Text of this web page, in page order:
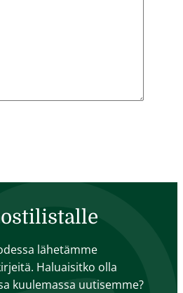
lähetämme
Haluaisitko olla
kuulemassa uutisemme?